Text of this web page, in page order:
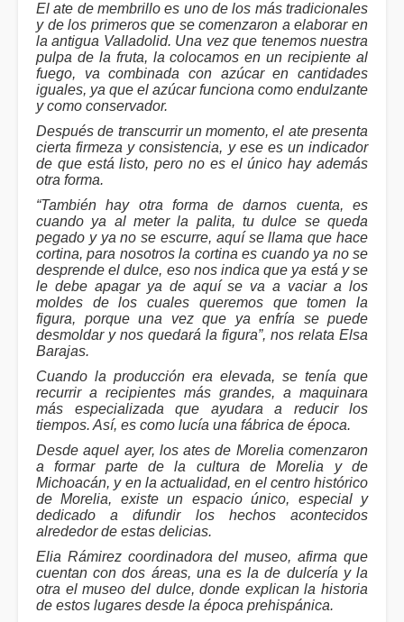
El ate de membrillo es uno de los más tradicionales
y de los primeros que se comenzaron a elaborar en
la antigua Valladolid. Una vez que tenemos nuestra
pulpa de la fruta, la colocamos en un recipiente al
fuego, va combinada con azúcar en cantidades
iguales, ya que el azúcar funciona como endulzante
y como conservador.
Después de transcurrir un momento, el ate presenta
cierta firmeza y consistencia, y ese es un indicador
de que está listo, pero no es el único hay además
otra forma.
“También hay otra forma de darnos cuenta, es
cuando ya al meter la palita, tu dulce se queda
pegado y ya no se escurre, aquí se llama que hace
cortina, para nosotros la cortina es cuando ya no se
desprende el dulce, eso nos indica que ya está y se
le debe apagar ya de aquí se va a vaciar a los
moldes de los cuales queremos que tomen la
figura, porque una vez que ya enfría se puede
desmoldar y nos quedará la figura”, nos relata Elsa
Barajas.
Cuando la producción era elevada, se tenía que
recurrir a recipientes más grandes, a maquinara
más especializada que ayudara a reducir los
tiempos. Así, es como lucía una fábrica de época.
Desde aquel ayer, los ates de Morelia comenzaron
a formar parte de la cultura de Morelia y de
Michoacán, y en la actualidad, en el centro histórico
de Morelia, existe un espacio único, especial y
dedicado a difundir los hechos acontecidos
alrededor de estas delicias.
Elia Rámirez coordinadora del museo, afirma que
cuentan con dos áreas, una es la de dulcería y la
otra el museo del dulce, donde explican la historia
de estos lugares desde la época prehispánica.